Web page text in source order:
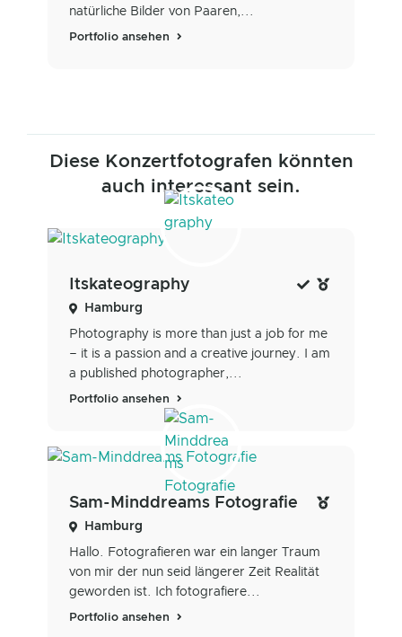
natürliche Bilder von Paaren,...
Portfolio ansehen
Diese Konzertfotografen könnten
auch interessant sein.
Itskateography
Hamburg
Photography is more than just a job for me
– it is a passion and a creative journey. I am
a published photographer,...
Portfolio ansehen
Sam-Minddreams Fotografie
Hamburg
Hallo. Fotografieren war ein langer Traum
von mir der nun seid längerer Zeit Realität
geworden ist. Ich fotografiere...
Portfolio ansehen